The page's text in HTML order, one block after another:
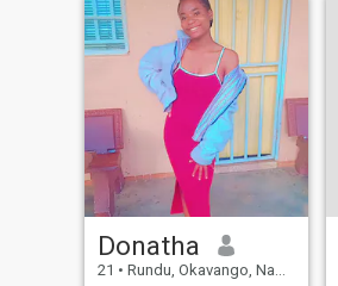
Donatha
21 • Rundu, Okavango, Namibia